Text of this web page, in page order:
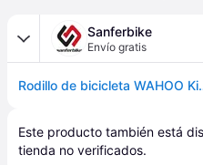
Sanferbike
Envío gratis
Rodillo de
Este producto también está
tienda no verificados.